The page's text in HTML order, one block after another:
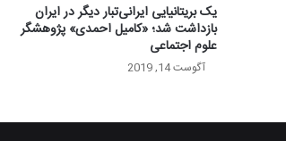
یک بریتانیایی ایرانی‌تبار دیگر در ایران
بازداشت شد؛ «کامیل احمدی» پژوهشگر
علوم اجتماعی
آگوست 14, 2019